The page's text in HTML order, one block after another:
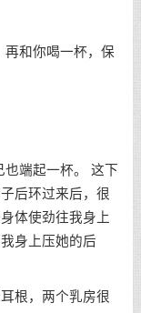
再和你喝一杯，保
也端起一杯。 这下
后环过来后，很
体使劲往我身上
身上压她的后
根，两个乳房很